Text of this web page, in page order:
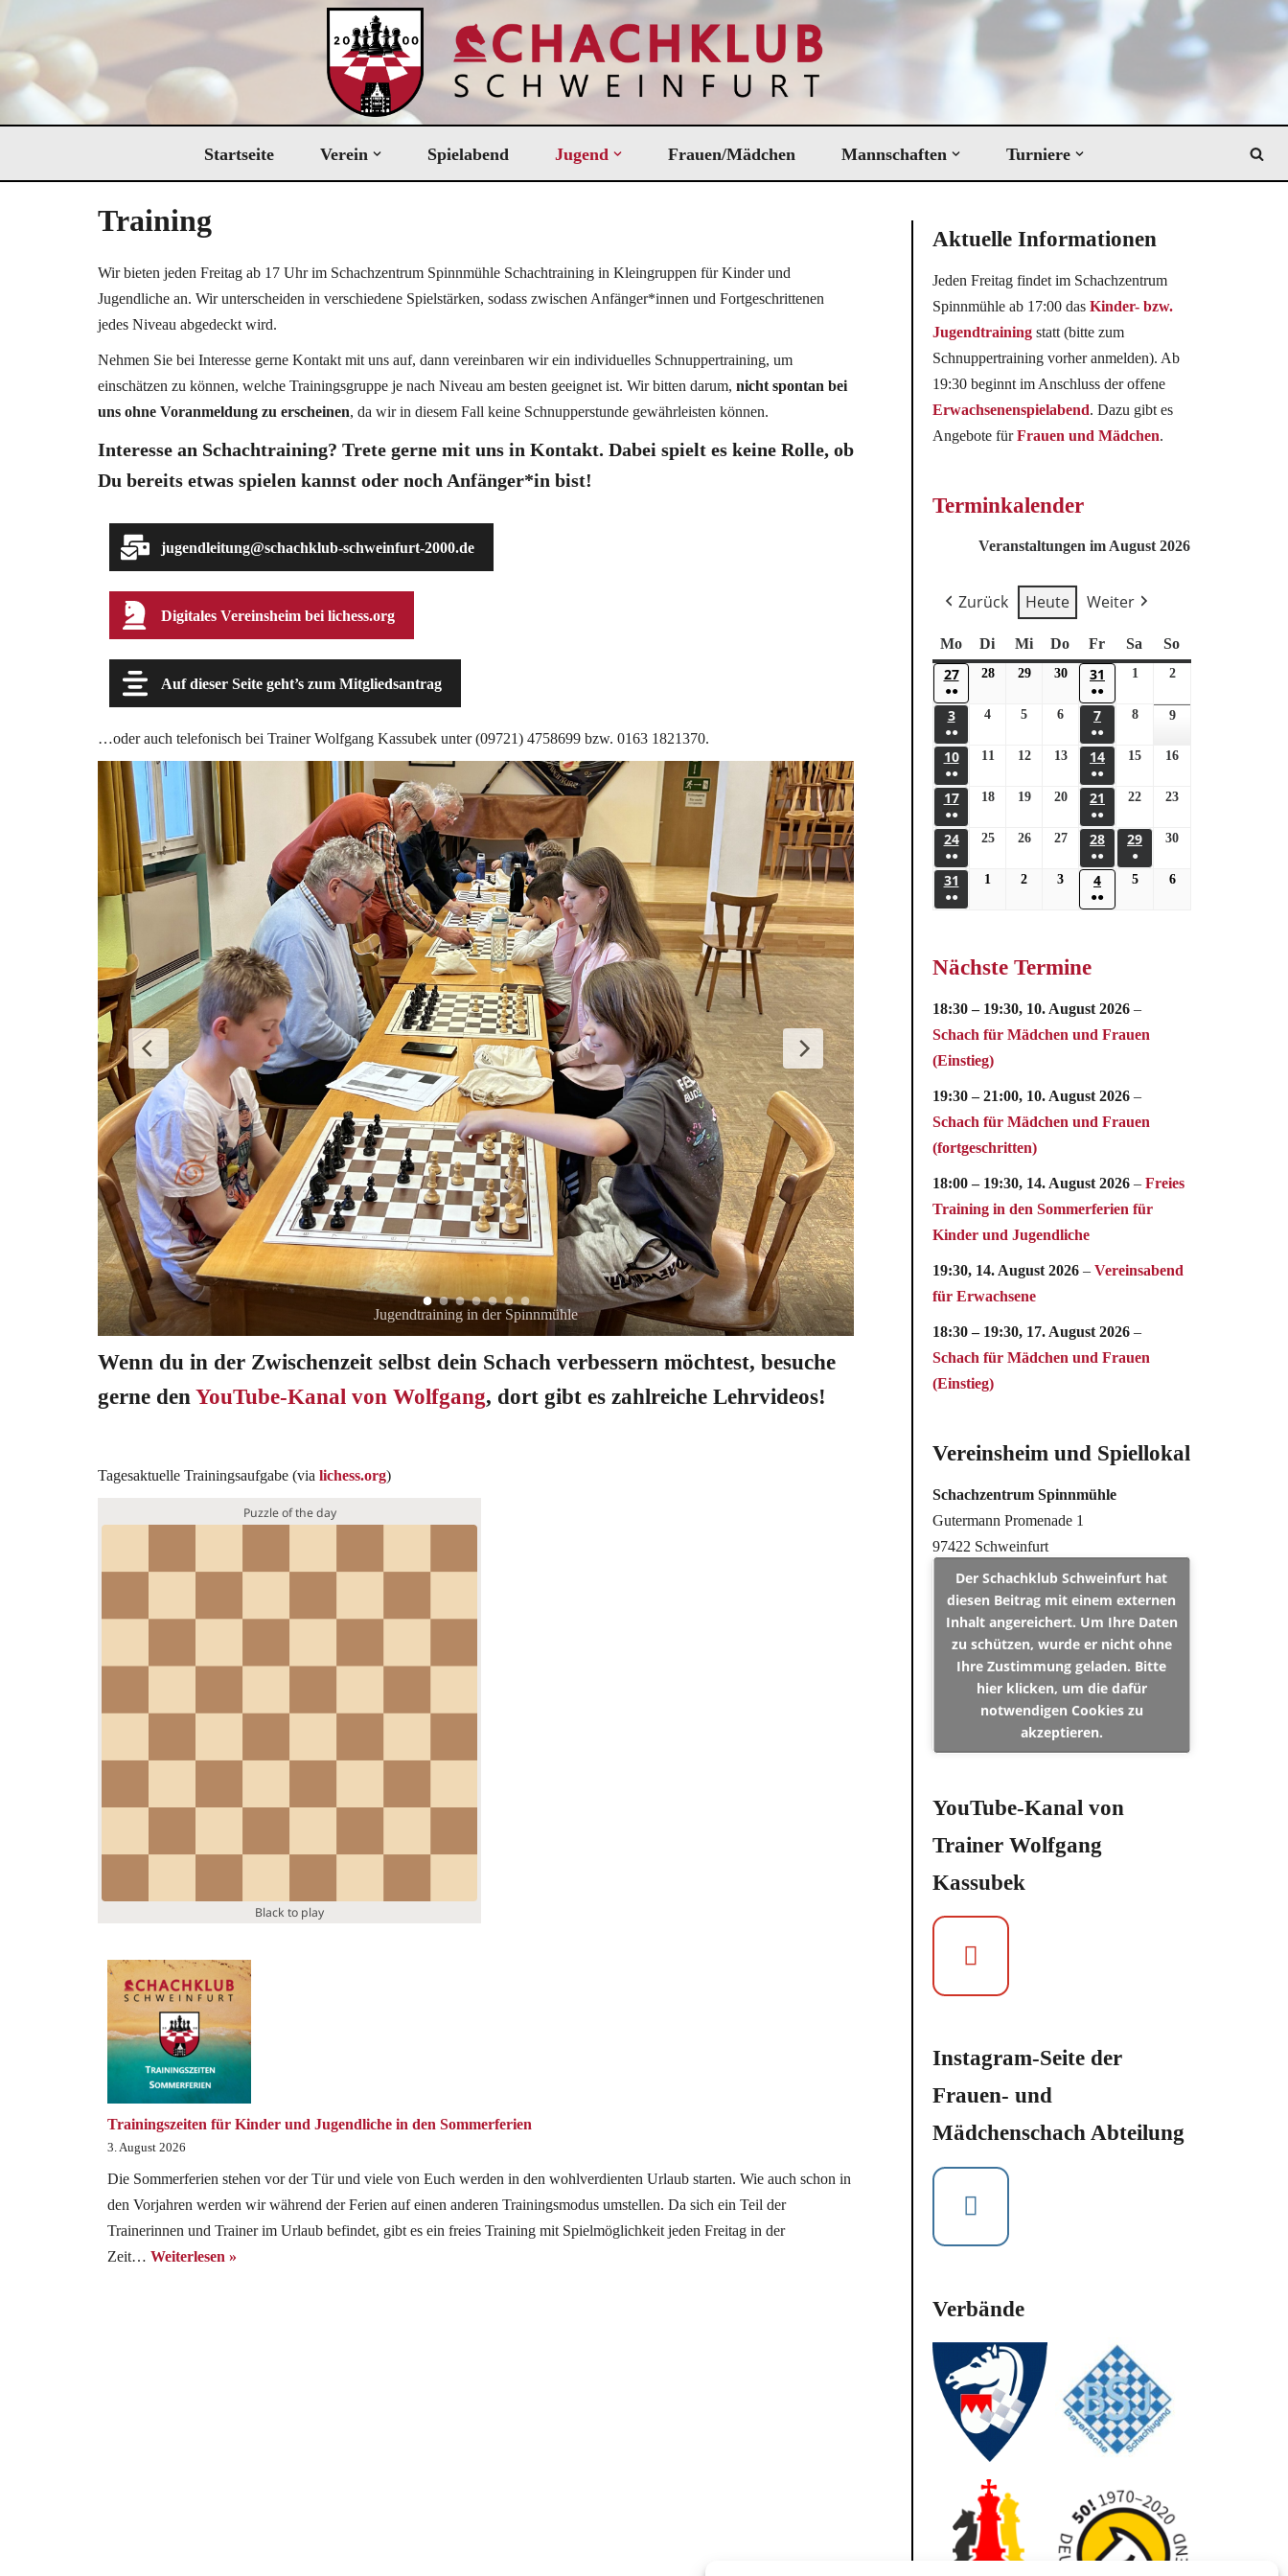
Zum
Inhalt
springen
Startseite Verein Spielabend Jugend Frauen/Mädchen Mannschaften Turniere
Training
Wir bieten jeden Freitag ab 17 Uhr im Schachzentrum Spinnmühle Schachtraining in Kleingruppen für Kinder und
Jugendliche an. Wir unterscheiden in verschiedene Spielstärken, sodass zwischen Anfänger*innen und Fortgeschrittenen
jedes Niveau abgedeckt wird.
Nehmen Sie bei Interesse gerne Kontakt mit uns auf, dann vereinbaren wir ein individuelles Schnuppertraining, um
einschätzen zu können, welche Trainingsgruppe je nach Niveau am besten geeignet ist. Wir bitten darum, nicht spontan bei
uns ohne Voranmeldung zu erscheinen, da wir in diesem Fall keine Schnupperstunde gewährleisten können.
Interesse an Schachtraining? Trete gerne mit uns in Kontakt. Dabei spielt es keine Rolle, ob
Du bereits etwas spielen kannst oder noch Anfänger*in bist!
jugendleitung@schachklub-schweinfurt-2000.de
Digitales Vereinsheim bei lichess.org
Auf dieser Seite geht’s zum Mitgliedsantrag
…oder auch telefonisch bei Trainer Wolfgang Kassubek unter (09721) 4758699 bzw. 0163 1821370.
Jugendtraining in der Spinnmühle
Wenn du in der Zwischenzeit selbst dein Schach verbessern möchtest, besuche
gerne den YouTube-Kanal von Wolfgang, dort gibt es zahlreiche Lehrvideos!
Tagesaktuelle Trainingsaufgabe (via lichess.org)
Trainingszeiten für Kinder und Jugendliche in den Sommerferien
3. August 2026
Die Sommerferien stehen vor der Tür und viele von Euch werden in den wohlverdienten Urlaub starten. Wie auch schon in
den Vorjahren werden wir während der Ferien auf einen anderen Trainingsmodus umstellen. Da sich ein Teil der
Trainerinnen und Trainer im Urlaub befindet, gibt es ein freies Training mit Spielmöglichkeit jeden Freitag in der
Zeit… Weiterlesen »
Aktuelle Informationen
Jeden Freitag findet im Schachzentrum
Spinnmühle ab 17:00 das Kinder- bzw.
Jugendtraining statt (bitte zum
Schnuppertraining vorher anmelden). Ab
19:30 beginnt im Anschluss der offene
Erwachsenenspielabend. Dazu gibt es
Angebote fürFrauen und Mädchen.
Terminkalender
Veranstaltungen im August 2026
Zurück Heute Weiter
Mo Di Mi Do Fr Sa So
27
●●
28 29 30 31
●●
1 2
3
●●
4 5 6 7
●●
8 9
10
●●
11 12 13 14
●●
15 16
17
●●
18 19 20 21
●●
22 23
24
●●
25 26 27 28
●●
29
●
30
31
●●
1 2 3 4
●●
5 6
Nächste Termine
18:30 – 19:30, 10. August 2026 –
Schach für Mädchen und Frauen
(Einstieg)
19:30 – 21:00, 10. August 2026 –
Schach für Mädchen und Frauen
(fortgeschritten)
18:00 – 19:30, 14. August 2026 – Freies
Training in den Sommerferien für
Kinder und Jugendliche
19:30, 14. August 2026 – Vereinsabend
für Erwachsene
18:30 – 19:30, 17. August 2026 –
Schach für Mädchen und Frauen
(Einstieg)
Vereinsheim und Spiellokal
Schachzentrum Spinnmühle
Gutermann Promenade 1
97422 Schweinfurt
Der Schachklub Schweinfurt hat
diesen Beitrag mit einem externen
Inhalt angereichert. Um Ihre Daten
zu schützen, wurde er nicht ohne
Ihre Zustimmung geladen. Bitte
hier klicken, um die dafür
notwendigen Cookies zu
akzeptieren.
YouTube-Kanal von
Trainer Wolfgang
Kassubek
Instagram-Seite der
Frauen- und
Mädchenschach Abteilung
Verbände